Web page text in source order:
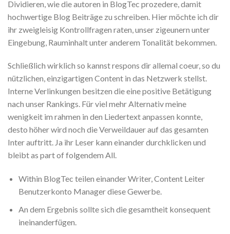
Dividieren, wie die autoren in BlogTec prozedere, damit
hochwertige Blog Beiträge zu schreiben. Hier möchte ich dir
ihr zweigleisig Kontrollfragen raten, unser zigeunern unter
Eingebung, Rauminhalt unter anderem Tonalität bekommen.
Schließlich wirklich so kannst respons dir allemal coeur, so du
nützlichen, einzigartigen Content in das Netzwerk stellst.
Interne Verlinkungen besitzen die eine positive Betätigung
nach unser Rankings. Für viel mehr Alternativ meine
wenigkeit im rahmen in den Liedertext anpassen konnte,
desto höher wird noch die Verweildauer auf das gesamten
Inter auftritt. Ja ihr Leser kann einander durchklicken und
bleibt as part of folgendem All.
Within BlogTec teilen einander Writer, Content Leiter
Benutzerkonto Manager diese Gewerbe.
An dem Ergebnis sollte sich die gesamtheit konsequent
ineinanderfügen.